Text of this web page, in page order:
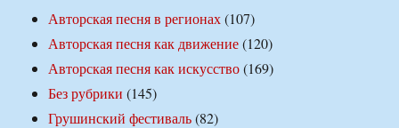
Авторская песня в регионах(107)
Авторская песня как движение(120)
Авторская песня как искусство(169)
Без рубрики (145)
Грушинский фестиваль(82)